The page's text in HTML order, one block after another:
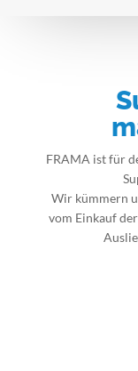
FRAMA ist für
Wir kümmern
vom Einkauf